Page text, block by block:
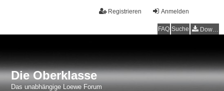
Anmelden
Registrieren
FAQ Suche Downloads
Die Oberklasse
Das unabhängige Loewe Forum